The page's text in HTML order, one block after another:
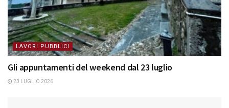
LAVORI PUBBLICI
Gli appuntamenti del weekend dal 23 luglio
23 LUGLIO 2026